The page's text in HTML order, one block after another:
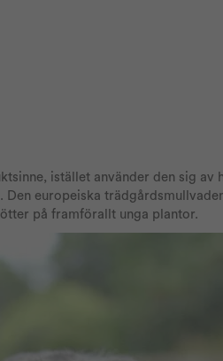
istället använder den sig
europeiska
på framförallt unga plantor.